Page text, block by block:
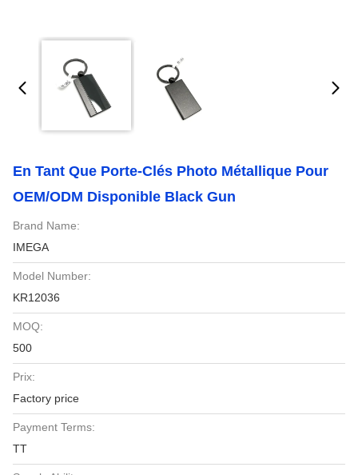
En Tant Que Porte-Clés Photo Métallique Pour
OEM/ODM Disponible Black Gun
Brand Name:
IMEGA
Model Number:
KR12036
MOQ:
500
Prix:
Factory price
Payment Terms:
TT